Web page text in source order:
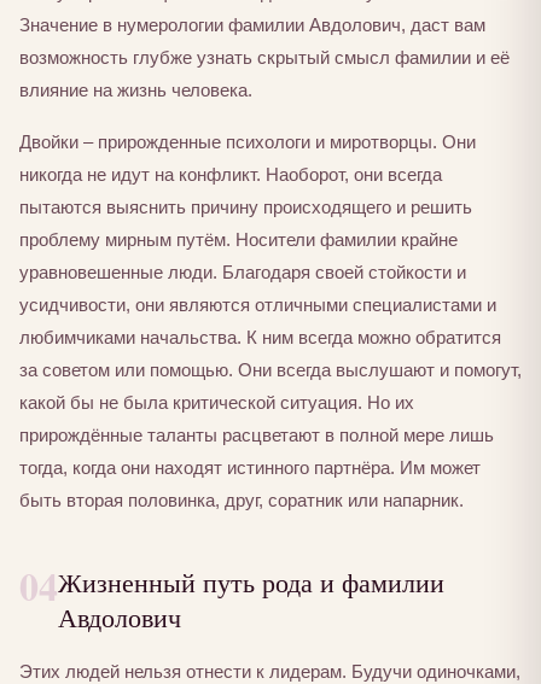
Значение в нумерологии фамилии Авдолович, даст вам
возможность глубже узнать скрытый смысл фамилии и её
влияние на жизнь человека.
Двойки – прирожденные психологи и миротворцы. Они
никогда не идут на конфликт. Наоборот, они всегда
пытаются выяснить причину происходящего и решить
проблему мирным путём. Носители фамилии крайне
уравновешенные люди. Благодаря своей стойкости и
усидчивости, они являются отличными специалистами и
любимчиками начальства. К ним всегда можно обратится
за советом или помощью. Они всегда выслушают и помогут,
какой бы не была критической ситуация. Но их
прирождённые таланты расцветают в полной мере лишь
тогда, когда они находят истинного партнёра. Им может
быть вторая половинка, друг, соратник или напарник.
04Жизненный путь рода и фамилии
Авдолович
Этих людей нельзя отнести к лидерам. Будучи одиночками,